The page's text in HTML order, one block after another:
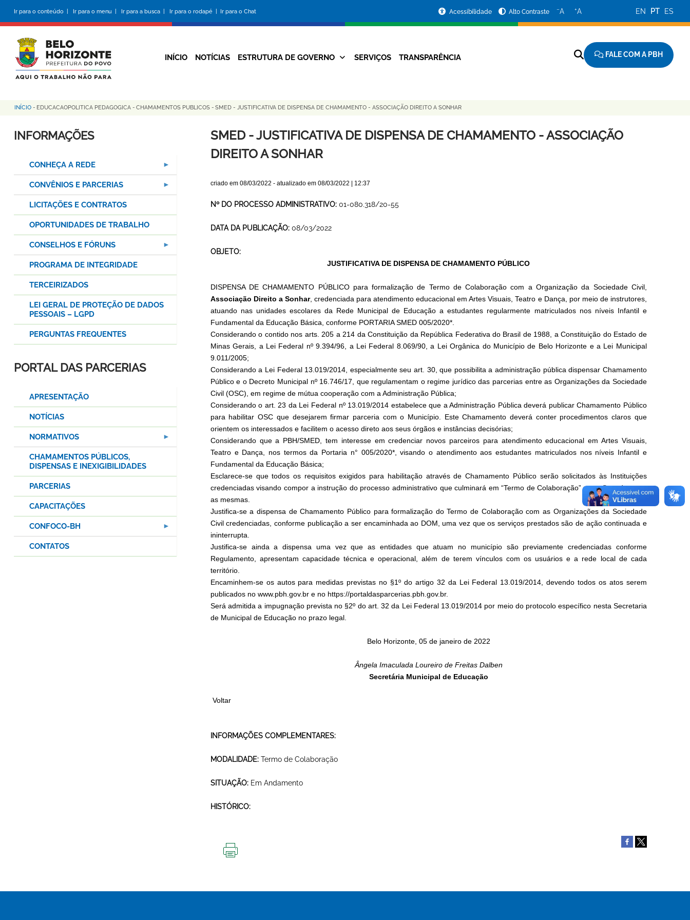
conteúdo
principal
Ir para o conteúdo | Ir para o menu | Ir para a busca | Ir para o rodapé | Ir para o Chat
da
Prefeitura
Acessibilidade Alto Contraste −A +A EN PT ES
Navegação
INÍCIO NOTÍCIAS ESTRUTURA DE GOVERNO SERVIÇOS TRANSPARÊNCIA FALE COM A PBH
Trilha
de
INÍCIO - EDUCACAOPOLITICA PEDAGOGICA - CHAMAMENTOS PUBLICOS - SMED - JUSTIFICATIVA DE DISPENSA DE CHAMAMENTO - ASSOCIAÇÃO DIREITO A SONHAR
SMED - JUSTIFICATIVA DE DISPENSA DE CHAMAMENTO - ASSOCIAÇÃO
DIREITO A SONHAR
criado em 08/03/2022 - atualizado em 08/03/2022 | 12:37
Nº DO PROCESSO ADMINISTRATIVO: 01-080.318/20-55
DATA DA PUBLICAÇÃO: 08/03/2022
OBJETO:
JUSTIFICATIVA DE DISPENSA DE CHAMAMENTO PÚBLICO
DISPENSA DE CHAMAMENTO PÚBLICO para formalização de Termo de Colaboração com a Organização da Sociedade Civil,
Associação Direito a Sonhar, credenciada para atendimento educacional em Artes Visuais, Teatro e Dança, por meio de instrutores,
atuando nas unidades escolares da Rede Municipal de Educação a estudantes regularmente matriculados nos níveis Infantil e
Fundamental da Educação Básica, conforme PORTARIA SMED 005/2020*.
Considerando o contido nos arts. 205 a 214 da Constituição da República Federativa do Brasil de 1988, a Constituição do Estado de
Minas Gerais, a Lei Federal nº 9.394/96, a Lei Federal 8.069/90, a Lei Orgânica do Município de Belo Horizonte e a Lei Municipal
9.011/2005;
Considerando a Lei Federal 13.019/2014, especialmente seu art. 30, que possibilita a administração pública dispensar Chamamento
Público e o Decreto Municipal nº 16.746/17, que regulamentam o regime jurídico das parcerias entre as Organizações da Sociedade
Civil (OSC), em regime de mútua cooperação com a Administração Pública;
Considerando o art. 23 da Lei Federal nº 13.019/2014 estabelece que a Administração Pública deverá publicar Chamamento Público
para habilitar OSC que desejarem firmar parceria com o Município. Este Chamamento deverá conter procedimentos claros que
orientem os interessados e facilitem o acesso direto aos seus órgãos e instâncias decisórias;
Considerando que a PBH/SMED, tem interesse em credenciar novos parceiros para atendimento educacional em Artes Visuais,
Teatro e Dança, nos termos da Portaria n° 005/2020*, visando o atendimento aos estudantes matriculados nos níveis Infantil e
Fundamental da Educação Básica;
Esclarece-se que todos os requisitos exigidos para habilitação através de Chamamento Público serão solicitados às Instituições
credenciadas visando compor a instrução do processo administrativo que culminará em “Termo de Colaboração” a ser firmado entre
as mesmas.
Justifica-se a dispensa de Chamamento Público para formalização do Termo de Colaboração com as Organizações da Sociedade
Civil credenciadas, conforme publicação a ser encaminhada ao DOM, uma vez que os serviços prestados são de ação continuada e
ininterrupta.
Justifica-se ainda a dispensa uma vez que as entidades que atuam no município são previamente credenciadas conforme
Regulamento, apresentam capacidade técnica e operacional, além de terem vínculos com os usuários e a rede local de cada
território.
Encaminhem-se os autos para medidas previstas no §1º do artigo 32 da Lei Federal 13.019/2014, devendo todos os atos serem
publicados no www.pbh.gov.br e no https://portaldasparcerias.pbh.gov.br.
Será admitida a impugnação prevista no §2º do art. 32 da Lei Federal 13.019/2014 por meio do protocolo específico nesta Secretaria
de Municipal de Educação no prazo legal.
Belo Horizonte, 05 de janeiro de 2022
Ângela Imaculada Loureiro de Freitas Dalben
Secretária Municipal de Educação
Voltar
INFORMAÇÕES COMPLEMENTARES:
MODALIDADE: Termo de Colaboração
SITUAÇÃO: Em Andamento
HISTÓRICO:
INFORMAÇÕES
CONHEÇA A REDE
CONVÊNIOS E PARCERIAS
LICITAÇÕES E CONTRATOS
OPORTUNIDADES DE TRABALHO
CONSELHOS E FÓRUNS
PROGRAMA DE INTEGRIDADE
TERCEIRIZADOS
LEI GERAL DE PROTEÇÃO DE DADOS
PESSOAIS – LGPD
PERGUNTAS FREQUENTES
PORTAL DAS PARCERIAS
APRESENTAÇÃO
NOTÍCIAS
NORMATIVOS
CHAMAMENTOS PÚBLICOS,
DISPENSAS E INEXIGIBILIDADES
PARCERIAS
CAPACITAÇÕES
CONFOCO-BH
CONTATOS